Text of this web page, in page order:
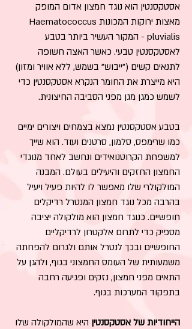
אסטקסנטין הוא נוגד חמצון אדום המופק
מאצות ירוקות המכונות Haematococcus
pluvialis - המקור העשיר ביותר בטבע
לאסטקסנטין טבעי. כאשר האצה חשופה
לתנאים קשים ("ייבוש" בשמש, ללא אוויר ומזון)
היא מייצרת את החומר הנקרא אסטקסנטין כדי
לשמש כמגן מגן מפני הסביבה החיצונית.
בטבע אסטקסנטין נמצא בצמחים ויצורים ימיים
כמו שרימפס, סלמון, סרטנים ועוד. הוא שייך
למשפחת הקרוטנואידים ונחשב לאחד מנוגדי
החמצון החזקים והיעילים בעולם. המבנה
המולקולרי שלו מאפשר לו להיות פעיל ויעיל
בהרבה מכל נוגד חמצון המנטרל רדיקלים
חופשיים. כנוגד חמצון הוא מולקולה יציבה
מספיק כדי לתרום אלקטרון לרדיקליים
החופשיים ובכך לנטרל אותם ולגרום להפחתה
משמעותית של העומס החמצוני בגוף, ולהגן על
התאים מפני חמצון, נזקים ופגיעה רחבה
בתפקוד המערכות בגוף.
הייחודיות של אסטקסנטין היא שהמולקולה שלו